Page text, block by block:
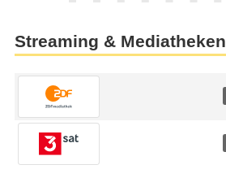
Streaming & Mediatheken